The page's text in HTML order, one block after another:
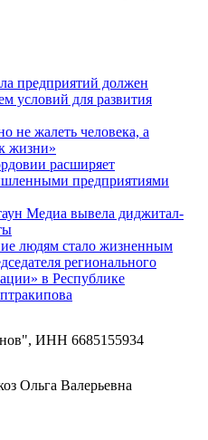
предприятий должен
условий для развития
не жалеть человека, а
жизни»
расширяет
предприятиями
Медиа вывела диджитал-
людям стало жизненным
регионального
в Республике
ИНН 6685155934
Ольга Валерьевна